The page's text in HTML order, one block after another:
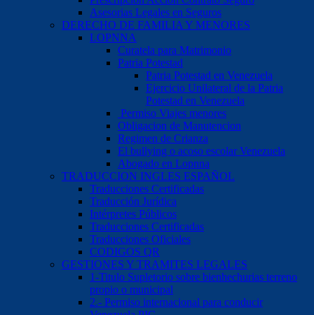
Asesorias Legales en Seguros
DERECHO DE FAMILIA Y MENORES
LOPNNA
Curatela para Matrimonio
Patria Potestad
Patria Potestad en Venezuela
Ejercicio Unilateral de la Patria
Potestad en Venezuela
Permiso Viajes menores
Obligacion de Manutencion
Regimen de Crianza
El bullying o acoso escolar Venezuela
Abogado en Lopnna
TRADUCCION INGLES ESPAÑOL
Traducciones Certificadas
Traducción Jurídica
Intérpretes Públicos
Traducciones Certificadas
Traducciones Oficiales
CODIGOS QR
GESTIONES Y TRAMITES LEGALES
1-Titulo Supletorio sobre bienhechurias terreno
propio o municipal
2.- Permiso internacional para conducir